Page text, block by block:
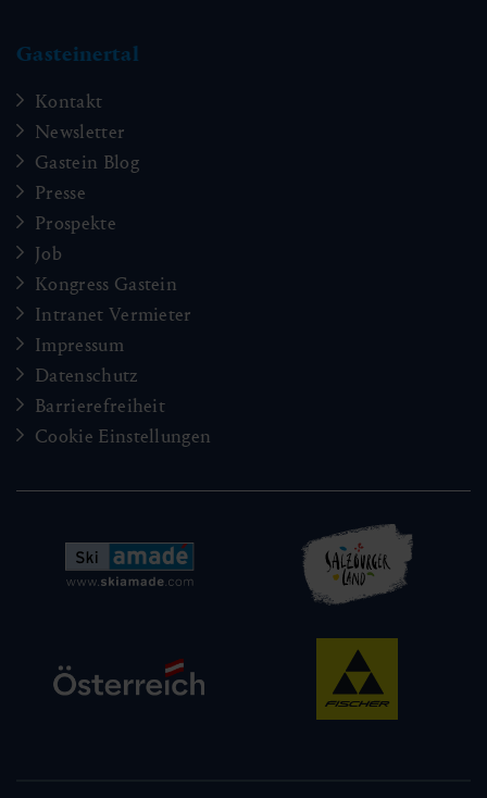
Gasteinertal
Kontakt
Newsletter
Gastein Blog
Presse
Prospekte
Job
Kongress Gastein
Intranet Vermieter
Impressum
Datenschutz
Barrierefreiheit
Cookie Einstellungen